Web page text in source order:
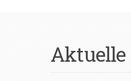
Aktuelle